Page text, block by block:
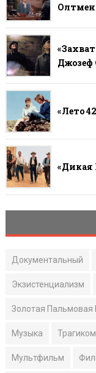
Олтмен
Джозеф
«Лето
«Дикая
Документальный
Экзистенциализм
Золотая Пальмовая
Музыка
Мультфильм